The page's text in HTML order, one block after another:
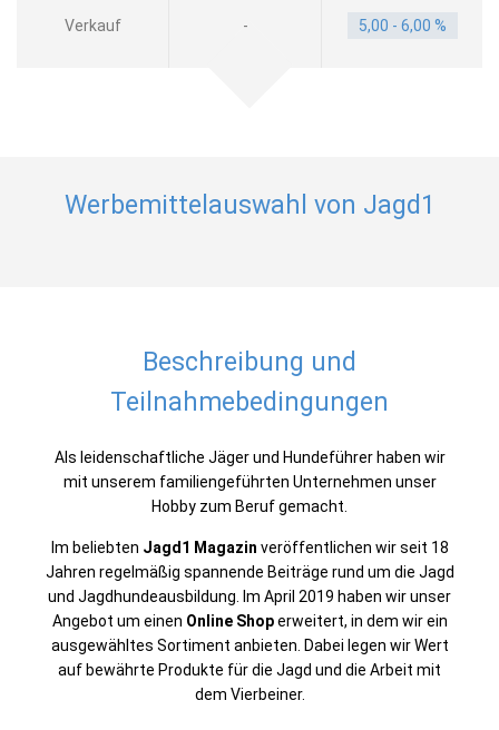
Verkauf - 5,00 - 6,00 %
Werbemittelauswahl von Jagd1
Beschreibung und
Teilnahmebedingungen
Als leidenschaftliche Jäger und Hundeführer haben wir
mit unserem familiengeführten Unternehmen unser
Hobby zum Beruf gemacht.
Im beliebten Jagd1 Magazin veröffentlichen wir seit 18
Jahren regelmäßig spannende Beiträge rund um die Jagd
und Jagdhundeausbildung. Im April 2019 haben wir unser
Angebot um einen Online Shoperweitert, in dem wir ein
ausgewähltes Sortiment anbieten. Dabei legen wir Wert
auf bewährte Produkte für die Jagd und die Arbeit mit
dem Vierbeiner.